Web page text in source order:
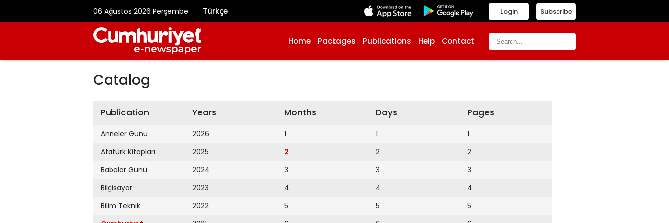
06 Ağustos 2026 Perşembe Türkçe Subscribe
Login
Home Packages Publications Help Contact
Catalog
Publication
Anneler Günü
Atatürk Kitapları
Babalar Günü
Bilgisayar
Bilim Teknik
Years
2026
2025
2024
2023
2022
Months
1
2
3
4
5
Days
1
2
3
4
5
Pages
1
2
3
4
5